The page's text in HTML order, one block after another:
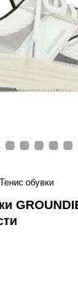
Тенис обувки